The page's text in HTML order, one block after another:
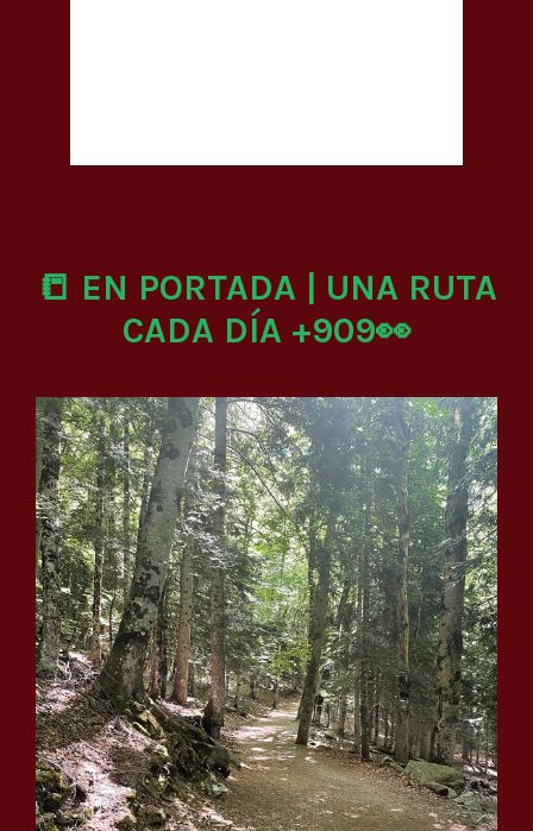
📒 EN PORTADA | UNA RUTA
CADA DÍA +909👀